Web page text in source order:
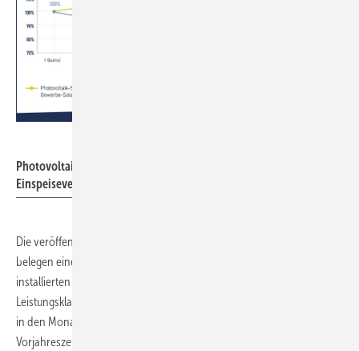
Photovoltaik-Systempreise und Degression der
Einspeisevergütung 2020 und 2021.
Die veröffentlichten Photovoltaik-Meldedaten der Bundesnetzagentur
belegen einen deutlichen Einbruch insbesondere bei der neu
installierten Photovoltaik-Leistung auf Gewerbedächern der
Leistungsklasse 30 – 750 kW
in den Monaten Mai bis Juli 2021 um 40 % gegenüber dem
Vorjahreszeitraum.